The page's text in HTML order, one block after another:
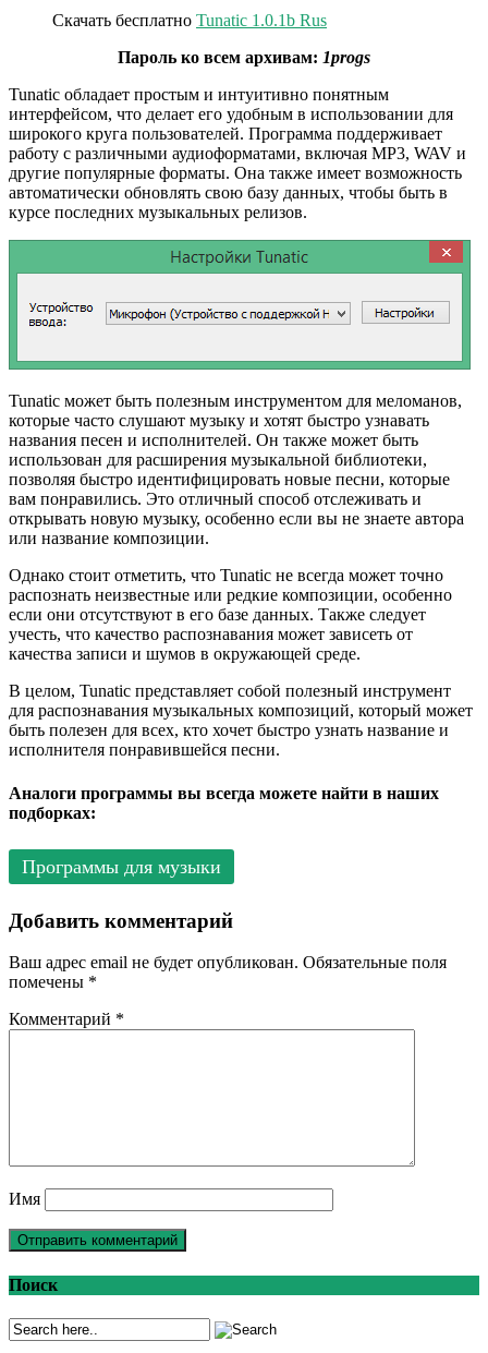
Скачать бесплатно Tunatic 1.0.1b Rus
Пароль ко всем архивам: 1progs
Tunatic обладает простым и интуитивно понятным
интерфейсом, что делает его удобным в использовании для
широкого круга пользователей. Программа поддерживает
работу с различными аудиоформатами, включая MP3, WAV и
другие популярные форматы. Она также имеет возможность
автоматически обновлять свою базу данных, чтобы быть в
курсе последних музыкальных релизов.
Tunatic может быть полезным инструментом для меломанов,
которые часто слушают музыку и хотят быстро узнавать
названия песен и исполнителей. Он также может быть
использован для расширения музыкальной библиотеки,
позволяя быстро идентифицировать новые песни, которые
вам понравились. Это отличный способ отслеживать и
открывать новую музыку, особенно если вы не знаете автора
или название композиции.
Однако стоит отметить, что Tunatic не всегда может точно
распознать неизвестные или редкие композиции, особенно
если они отсутствуют в его базе данных. Также следует
учесть, что качество распознавания может зависеть от
качества записи и шумов в окружающей среде.
В целом, Tunatic представляет собой полезный инструмент
для распознавания музыкальных композиций, который может
быть полезен для всех, кто хочет быстро узнать название и
исполнителя понравившейся песни.
Аналоги программы вы всегда можете найти в наших
подборках:
Программы для музыки
Добавить комментарий
Ваш адрес email не будет опубликован. Обязательные поля
помечены *
Комментарий *
Имя
Поиск